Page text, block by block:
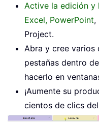
Active la edición y
Excel, PowerPoint,
Project.
Abra y cree varios
pestañas dentro
hacerlo en
¡Aumente su
cientos de clics